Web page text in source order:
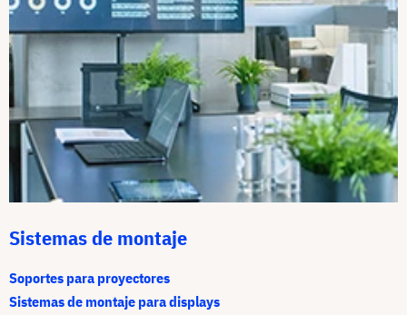
Sistemas de montaje
Soportes para proyectores
Sistemas de montaje para displays